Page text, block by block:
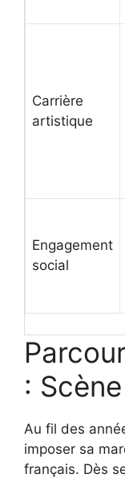
Carrière
artistique
Engagement
social
:
Au fil des
imposer sa
français. Dès